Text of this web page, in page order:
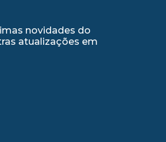
novidades do
atualizações em